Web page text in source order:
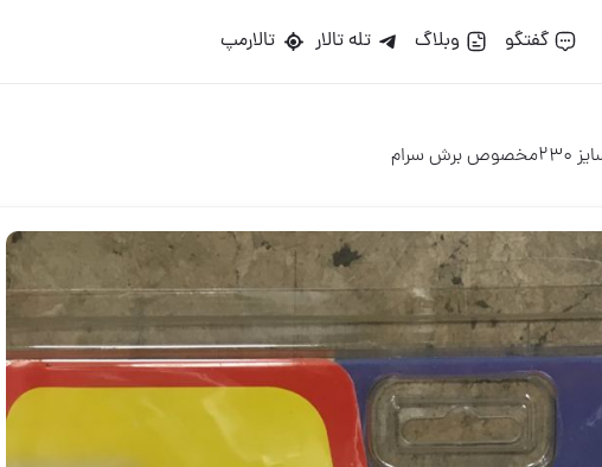
گفتگو وبلاگ تله تالار تالارمپ
سرام